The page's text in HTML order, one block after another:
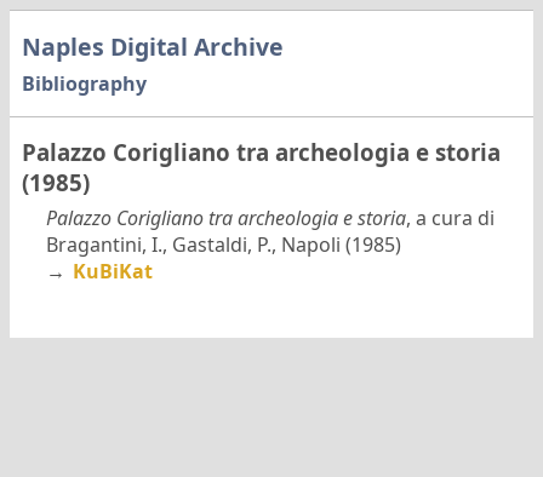
Naples Digital Archive
Bibliography
Palazzo Corigliano tra archeologia e storia
(1985)
Palazzo Corigliano tra archeologia e storia, a cura di
Bragantini, I., Gastaldi, P., Napoli (1985)
→ KuBiKat